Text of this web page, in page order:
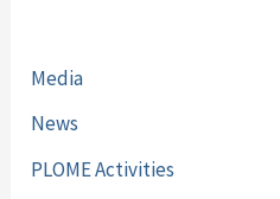
Media
News
PLOME Activities